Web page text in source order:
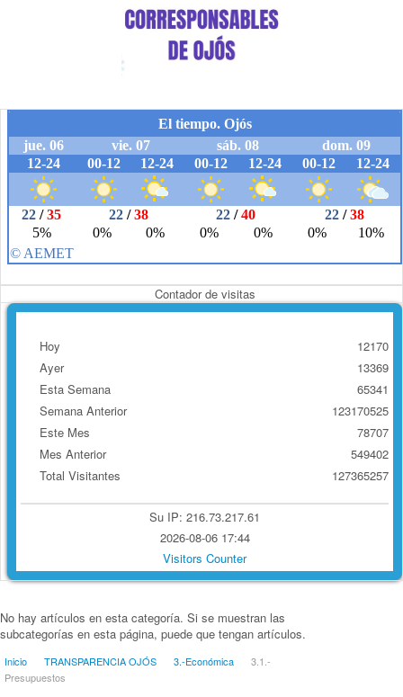
Contador de visitas
Hoy
Ayer
Esta Semana
Semana Anterior
Este Mes
Mes Anterior
Total Visitantes
12170
13369
65341
123170525
78707
549402
127365257
Su IP: 216.73.217.61
2026-08-06 17:44
Visitors Counter
No hay artículos en esta categoría. Si se muestran las
subcategorías en esta página, puede que tengan artículos.
Inicio TRANSPARENCIA OJÓS 3.-Económica
3.1.-
Presupuestos